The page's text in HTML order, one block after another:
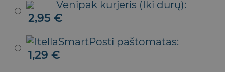
Venipak kurjeris (Iki durų):
2,95 €
SmartPosti paštomatas:
1,29 €